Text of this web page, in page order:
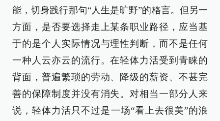
能，切身践行那句“人生是旷野”的格言。但另一
方面，是否要选择走上某条职业路径，应当基
于的是个人实际情况与理性判断，而不是任何
一种人云亦云的流行。在轻体力活受到青睐的
背面，普遍繁琐的劳动、降级的薪资、不甚完
善的保障制度并没有消失。对相当一部分人来
说，轻体力活只不过是一场“看上去很美”的浪